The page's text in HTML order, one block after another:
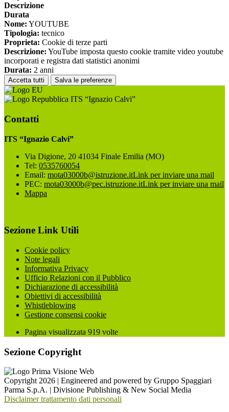
Descrizione
Durata
Nome: YOUTUBE
Tipologia: tecnico
Proprieta: Cookie di terze parti
Descrizione: YouTube imposta questo cookie tramite video youtube
incorporati e registra dati statistici anonimi
Durata: 2 anni
Accetta tutti Salva le preferenze
ITS “Ignazio Calvi”
Contatti
ITS “Ignazio Calvi”
Via Digione, 20 41034 Finale Emilia (MO)
Tel: 0535760054
Email: mota03000b@istruzione.itLink per inviare una mail
PEC: mota03000b@pec.istruzione.itLink per inviare una mail
Mappa
Sezione Link Utili
Cookie policy
Note legali
Informativa Privacy
Ufficio Relazioni con il Pubblico
Dichiarazione di accessibilità
Obiettivi di accessibilità
Whistleblowing
Gestione consensi cookie
Pagina visualizzata 919 volte
Sezione Copyright
Copyright 2026 | Engineered and powered by Gruppo Spaggiari
Parma S.p.A. | Divisione Publishing & New Social Media
Disclaimer trattamento dati personali